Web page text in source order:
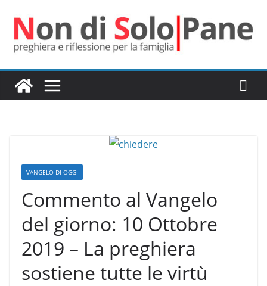
contenuto
VANGELO DI OGGI
Commento al Vangelo
del giorno: 10 Ottobre
2019 – La preghiera
sostiene tutte le virtù